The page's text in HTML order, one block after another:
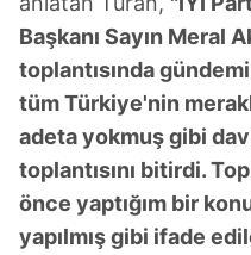
Başkanı Sayın Meral
toplantısında
tüm Türkiye'nin
adeta yokmuş gibi
toplantısını bitirdi.
önce yaptığım bir
yapılmış gibi ifade